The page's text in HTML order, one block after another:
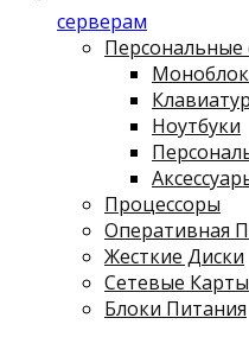
серверам
Персональные
Ноутбуки
Процессоры
Оперативная
Жесткие Диски
Сетевые Карты
Блоки Питания